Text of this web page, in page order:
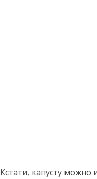
Кстати, капусту